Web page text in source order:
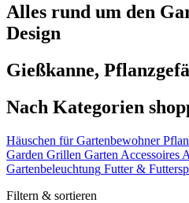
Alles rund um den
Design
Gießkanne,
Nach Kategorien
Häuschen für Gartenbewohner
Garden Grillen Garten Accessoires
Gartenbeleuchtung Futter &
Filtern & sortieren